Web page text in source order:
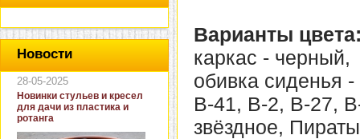
Новости
28-05-2025
Новинки стульев и кресел
для дачи из пластика и
ротанга
Варианты
каркас - черный,
обивка сиденья
В-41, В-2, В-27,
звёздное,